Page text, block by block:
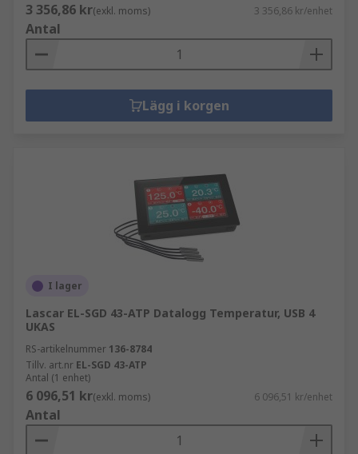
3 356,86 kr(exkl. moms) 3 356,86 kr/enhet
Antal
Lägg i korgen
I lager
Lascar EL-SGD 43-ATP Datalogg Temperatur, USB 4
UKAS
RS-artikelnummer 136-8784
Tillv. art.nr EL-SGD 43-ATP
Antal (1 enhet)
6 096,51 kr(exkl. moms) 6 096,51 kr/enhet
Antal